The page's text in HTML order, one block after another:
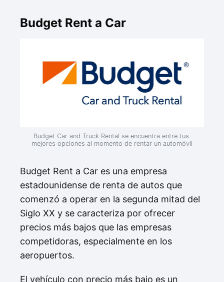
Budget Rent a Car
Budget Car and Truck Rental se encuentra entre tus
mejores opciones al momento de rentar un automóvil
Budget Rent a Car es una empresa
estadounidense de renta de autos que
comenzó a operar en la segunda mitad del
Siglo XX y se caracteriza por ofrecer
precios más bajos que las empresas
competidoras, especialmente en los
aeropuertos.
El vehículo con precio más bajo es un